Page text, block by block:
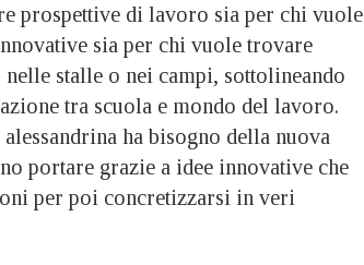
prospettive di lavoro sia per chi vuole
sia per chi vuole trovare
nelle stalle o nei campi, sottolineando
tra scuola e mondo del lavoro.
ha bisogno della nuova
portare grazie a idee innovative che
per poi concretizzarsi in veri